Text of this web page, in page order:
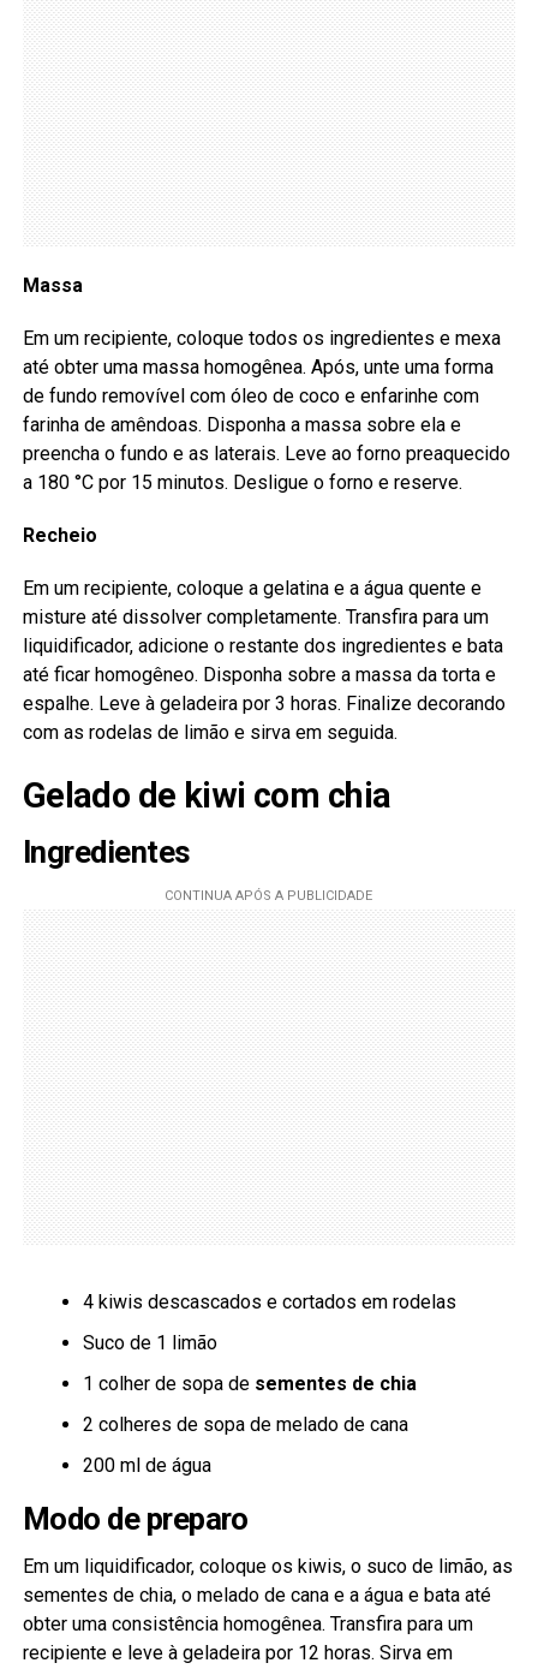
Massa
Em um recipiente, coloque todos os ingredientes e mexa
até obter uma massa homogênea. Após, unte uma forma
de fundo removível com óleo de coco e enfarinhe com
farinha de amêndoas. Disponha a massa sobre ela e
preencha o fundo e as laterais. Leve ao forno preaquecido
a 180 °C por 15 minutos. Desligue o forno e reserve.
Recheio
Em um recipiente, coloque a gelatina e a água quente e
misture até dissolver completamente. Transfira para um
liquidificador, adicione o restante dos ingredientes e bata
até ficar homogêneo. Disponha sobre a massa da torta e
espalhe. Leve à geladeira por 3 horas. Finalize decorando
com as rodelas de limão e sirva em seguida.
Gelado de kiwi com chia
Ingredientes
4 kiwis descascados e cortados em rodelas
Suco de 1 limão
1 colher de sopa de sementes de chia
2 colheres de sopa de melado de cana
200 ml de água
Modo de preparo
Em um liquidificador, coloque os kiwis, o suco de limão, as
sementes de chia, o melado de cana e a água e bata até
obter uma consistência homogênea. Transfira para um
recipiente e leve à geladeira por 12 horas. Sirva em